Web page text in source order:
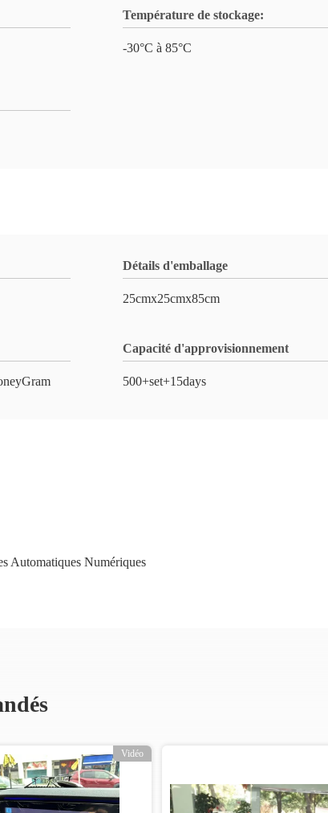
Température de stockage:
-30°C à 85°C
Détails d'emballage
25cmx25cmx85cm
Capacité d'approvisionnement
500+set+15days
Automatiques Numériques
Vidéo